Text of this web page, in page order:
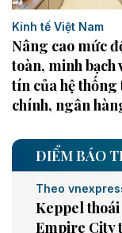
Kinh tế Việt Nam
Nâng cao mức
toàn, minh bạch
tín của hệ thống
chính, ngân
ĐIỂM BÁO
Theo
Keppel thoái
Empire City